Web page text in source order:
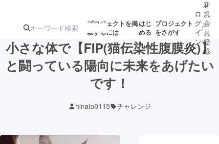
プロジェクトを掲
載するには
はじ
める
プロジェクト
をさがす
注目の新着プロ 募集終了が近いプ
ロ
グ
イ
ン
/
新
規
会
員
登
録
小さな体で【FIP(猫伝染性腹膜炎)】
と闘っている陽向に未来をあげたい
です！
hinato0115 チャレンジ